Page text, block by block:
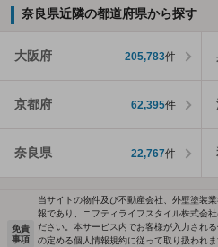
奈良県近隣の都道府県から探す
大阪府 205,783件
京都府 62,395件
奈良県 22,767件
免責
事項
当サイトの物件及び不動産会社、外壁塗装
報であり、ニフティライフスタイル株式会
ださい。本サービス内でお客様が入力され
の定める個人情報規約に従って取り扱われま